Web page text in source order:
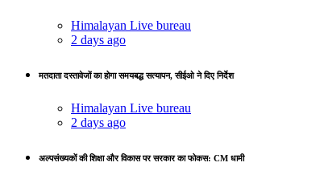
Himalayan Live bureau
2 days ago
मतदाता दस्तावेजों का होगा समयबद्ध सत्यापन, सीईओ ने दिए निर्देश
Himalayan Live bureau
2 days ago
अल्पसंख्यकों की शिक्षा और विकास पर सरकार का फोकस: CM धामी